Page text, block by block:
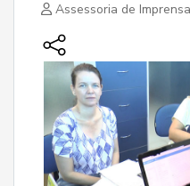
Assessoria de Imprensa